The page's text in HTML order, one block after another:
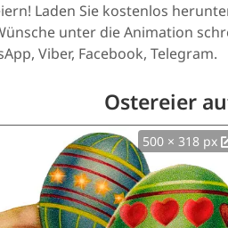
Laden Sie kostenlos
unter die Animation
Viber, Facebook, Telegram.
Ostereier
500 × 318 px